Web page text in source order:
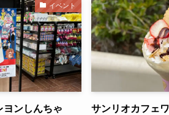
イベント
ヨンしんちゃ
サンリオカフェ